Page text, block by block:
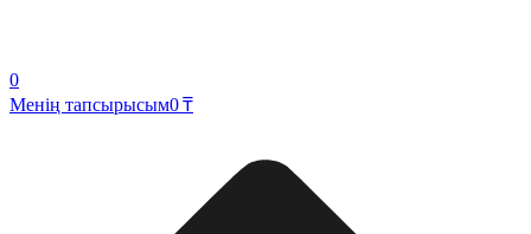
0
Менің тапсырысым0 ₸